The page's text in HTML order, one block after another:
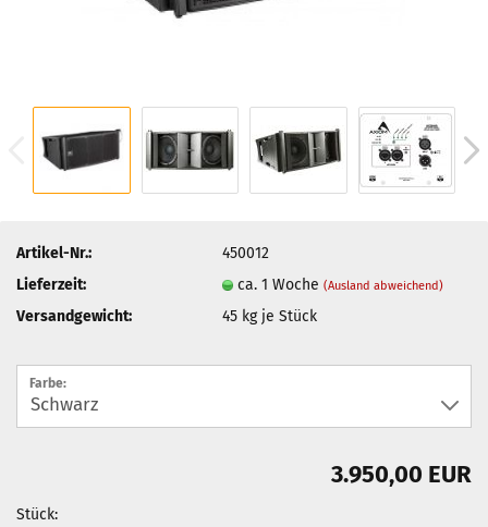
Artikel-Nr.:
450012
Lieferzeit:
ca. 1 Woche(Ausland abweichend)
Versandgewicht: 45 kg je Stück
Farbe:
3.950,00 EUR
Stück: